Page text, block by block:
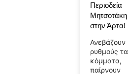
Περιοδεία
Μητσοτάκη
στην Άρτα!
Ανεβάζουν
ρυθμούς τα
κόμματα,
παίρνουν